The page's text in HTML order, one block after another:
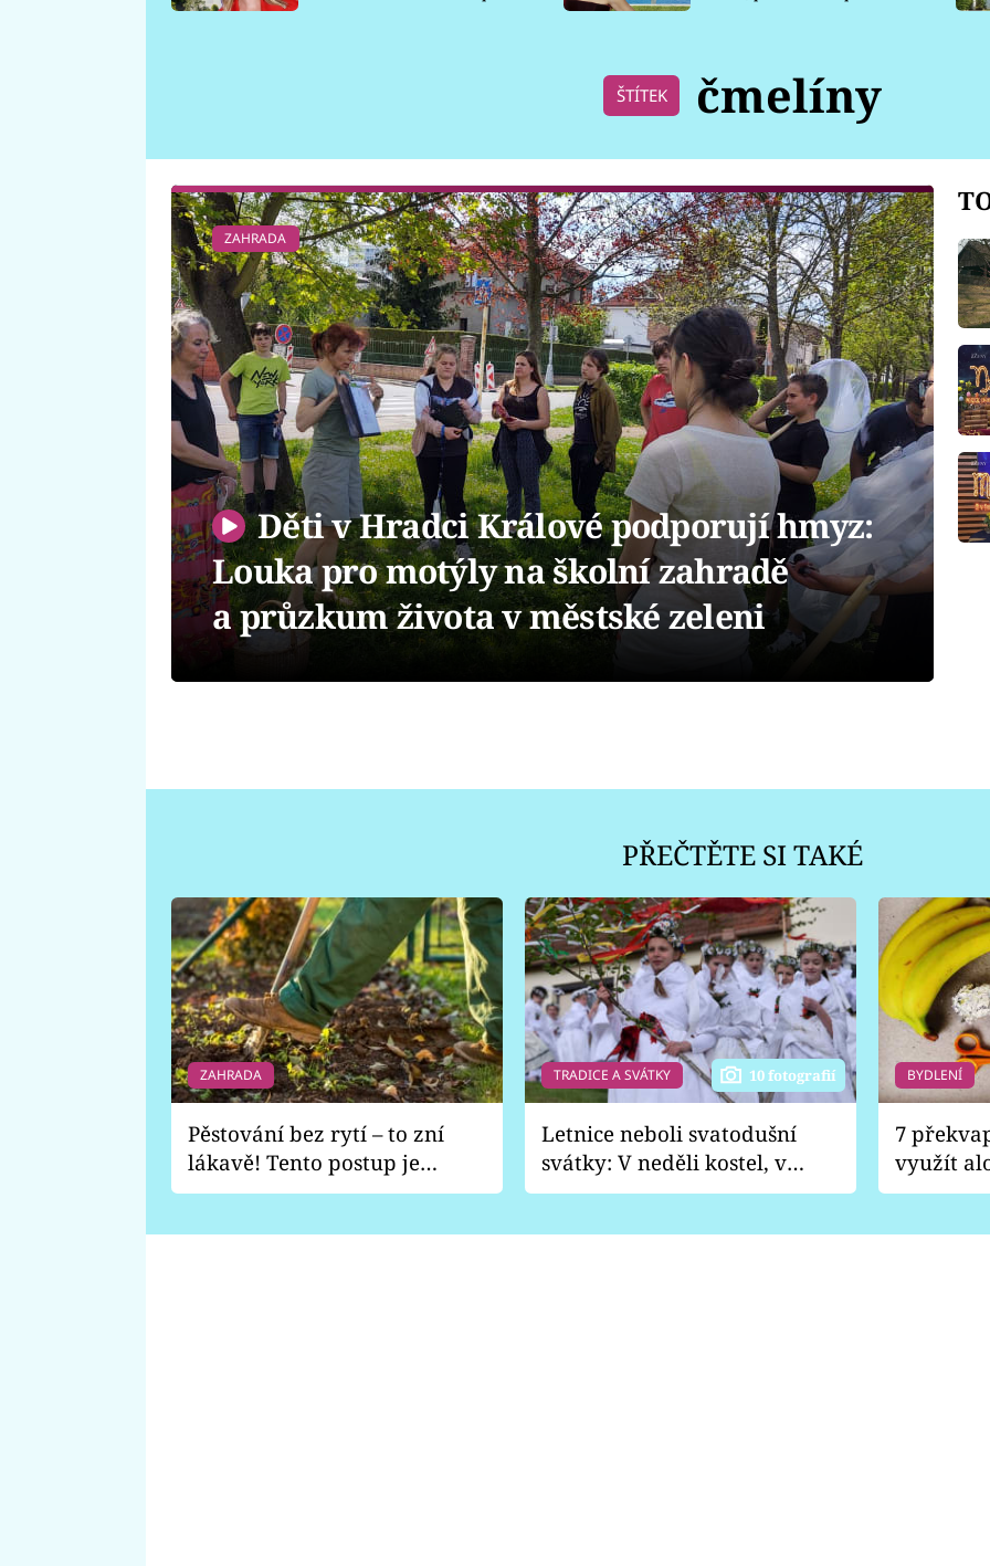
ŠTÍTEK čmelíny
ZAHRADA
Děti v Hradci Králové podporují hmyz:
Louka pro motýly na školní zahradě
a průzkum života v městské zeleni
PŘEČTĚTE SI TAKÉ
ZAHRADA
Pěstování bez rytí – to zní
lákavě! Tento postup je
vhodný jen pro některé
TRADICE A SVÁTKY 10 fotografií
Letnice neboli svatodušní
svátky: V neděli kostel, v
pondělí zábava
BYDLENÍ
7
využít